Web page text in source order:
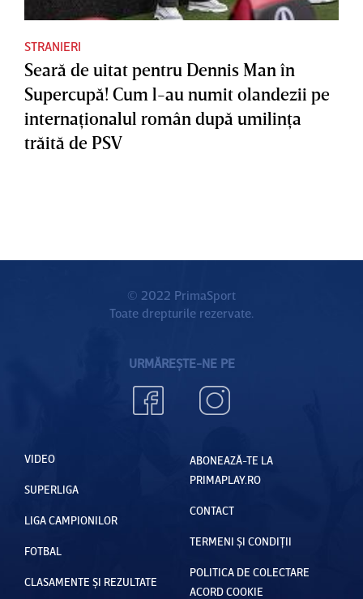
STRANIERI
Seară de uitat pentru Dennis Man în
Supercupă! Cum l-au numit olandezii pe
internaţionalul român după umilinţa
trăită de PSV
© 2022 PrimaSport
Toate drepturile rezervate.
URMĂREȘTE-NE PE
VIDEO
SUPERLIGA
LIGA CAMPIONILOR
FOTBAL
CLASAMENTE ȘI REZULTATE
ABONEAZĂ-TE LA
PRIMAPLAY.RO
CONTACT
TERMENI ȘI CONDIȚII
POLITICA DE COLECTARE
ACORD COOKIE